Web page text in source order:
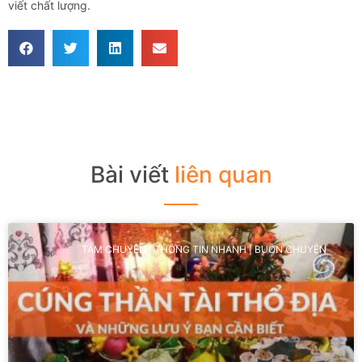
viết chất lượng.
Bài viết liên quan
TÁM CHUYỆN | THÔNG TIN NHANH | BUÔN CHUYỆN